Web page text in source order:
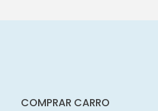
COMPRAR CARRO